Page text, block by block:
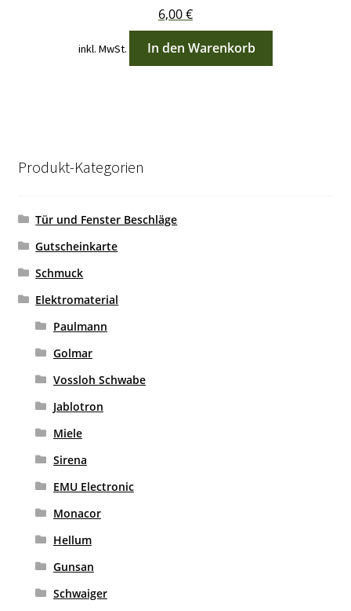
6,00€
inkl. MwSt. In den Warenkorb
Produkt-Kategorien
Tür und Fenster Beschläge
Gutscheinkarte
Schmuck
Elektromaterial
Paulmann
Golmar
Vossloh Schwabe
Jablotron
Miele
Sirena
EMU Electronic
Monacor
Hellum
Gunsan
Schwaiger